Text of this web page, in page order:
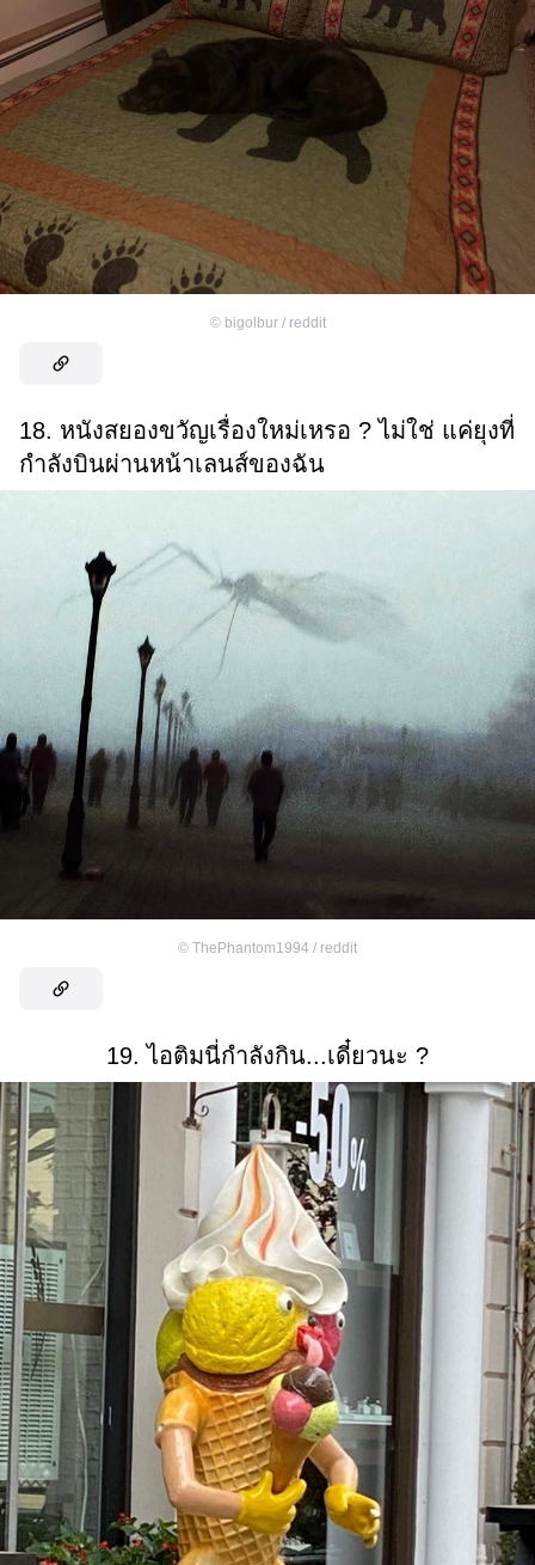
© bigolbur / reddit
18. หนังสยองขวัญเรื่องใหม่เหรอ ? ไม่ใช่ แค่ยุงที่
กำลังบินผ่านหน้าเลนส์ของฉัน
© ThePhantom1994 / reddit
19. ไอติมนี่กำลังกิน...เดี๋ยวนะ ?